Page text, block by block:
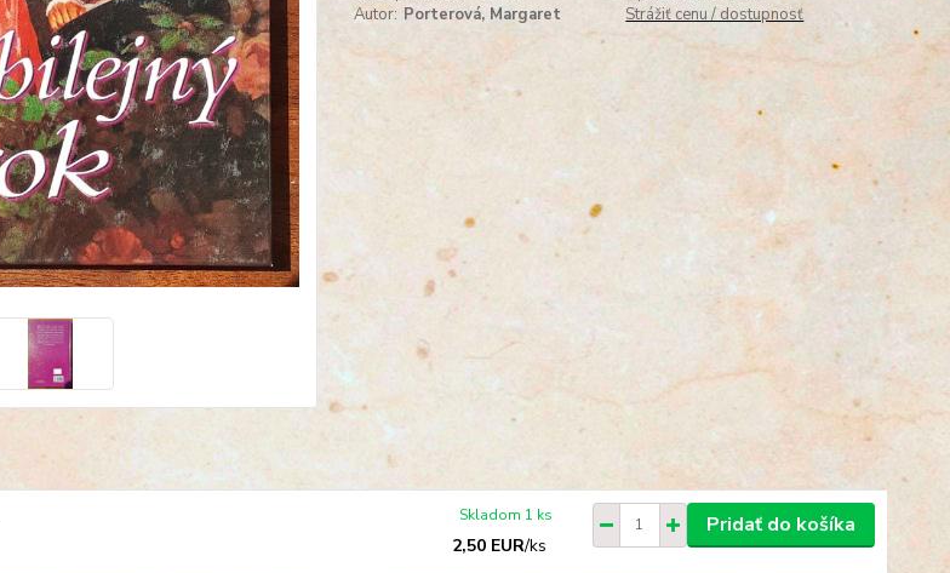
Autor: Porterová, Margaret Strážiť cenu / dostupnosť
2,50 EUR/ks
Skladom 1 ks Pridať do košíka